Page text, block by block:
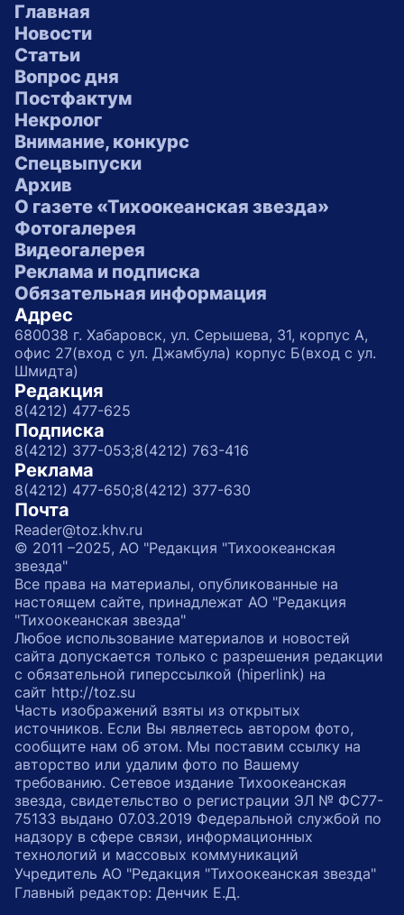
Главная
Новости
Статьи
Вопрос дня
Постфактум
Некролог
Внимание, конкурс
Спецвыпуски
Архив
О газете «Тихоокеанская звезда»
Фотогалерея
Видеогалерея
Реклама и подписка
Обязательная информация
Адрес
680038 г. Хабаровск, ул. Серышева, 31, корпус А,
офис 27(вход с ул. Джамбула) корпус Б(вход с ул.
Шмидта)
Редакция
8(4212) 477-625
Подписка
8(4212) 377-053;8(4212) 763-416
Реклама
8(4212) 477-650;8(4212) 377-630
Почта
Reader@toz.khv.ru
© 2011 –2025, АО "Редакция "Тихоокеанская
звезда"
Все права на материалы, опубликованные на
настоящем сайте, принадлежат АО "Редакция
"Тихоокеанская звезда"
Любое использование материалов и новостей
сайта допускается только с разрешения редакции
с обязательной гиперссылкой (hiperlink) на
сайт http://toz.su
Часть изображений взяты из открытых
источников. Если Вы являетесь автором фото,
сообщите нам об этом. Мы поставим ссылку на
авторство или удалим фото по Вашему
требованию. Сетевое издание Тихоокеанская
звезда, свидетельство о регистрации ЭЛ № ФС77-
75133 выдано 07.03.2019 Федеральной службой по
надзору в сфере связи, информационных
технологий и массовых коммуникаций
Учредитель АО "Редакция "Тихоокеанская звезда"
Главный редактор: Денчик Е.Д.